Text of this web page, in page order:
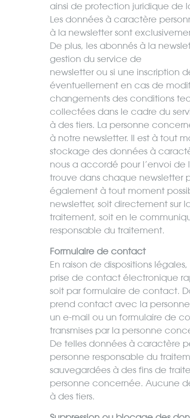
ainsi de protection juridique de
Les données à caractère
à la newsletter sont
De plus, les abonnés à la
gestion du service de
newsletter ou si une inscription
éventuellement en cas de
changements des conditions
collectées dans le cadre du
à des tiers. La personne
à notre newsletter. Il est à tout
stockage des données à
nous a accordé pour l’envoi de
trouve dans chaque newsletter
également à tout moment
newsletter, soit directement sur
traitement, soit en le
responsable du traitement.
Formulaire de contact
En raison de dispositions
prise de contact électronique
soit par formulaire de contact.
prend contact avec la
un e-mail ou un formulaire de
transmises par la personne
De telles données à caractère
personne responsable du
sauvegardées à des fins de
personne concernée. Aucune
à des tiers.